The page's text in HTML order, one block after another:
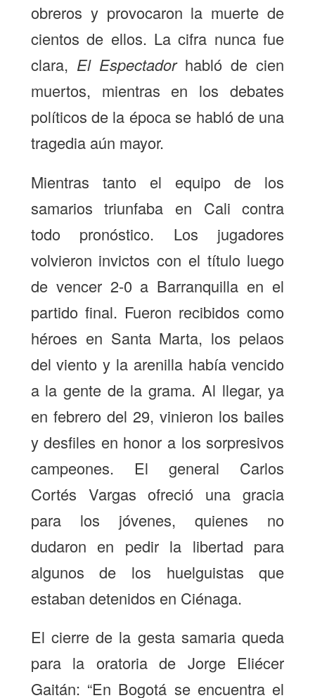
obreros y provocaron la muerte de
cientos de ellos. La cifra nunca fue
clara, El Espectadorhabló de cien
muertos, mientras en los debates
políticos de la época se habló de una
tragedia aún mayor.
Mientras tanto el equipo de los
samarios triunfaba en Cali contra
todo pronóstico. Los jugadores
volvieron invictos con el título luego
de vencer 2-0 a Barranquilla en el
partido final. Fueron recibidos como
héroes en Santa Marta, los pelaos
del viento y la arenilla había vencido
a la gente de la grama. Al llegar, ya
en febrero del 29, vinieron los bailes
y desfiles en honor a los sorpresivos
campeones. El general Carlos
Cortés Vargas ofreció una gracia
para los jóvenes, quienes no
dudaron en pedir la libertad para
algunos de los huelguistas que
estaban detenidos en Ciénaga.
El cierre de la gesta samaria queda
para la oratoria de Jorge Eliécer
Gaitán: “En Bogotá se encuentra el